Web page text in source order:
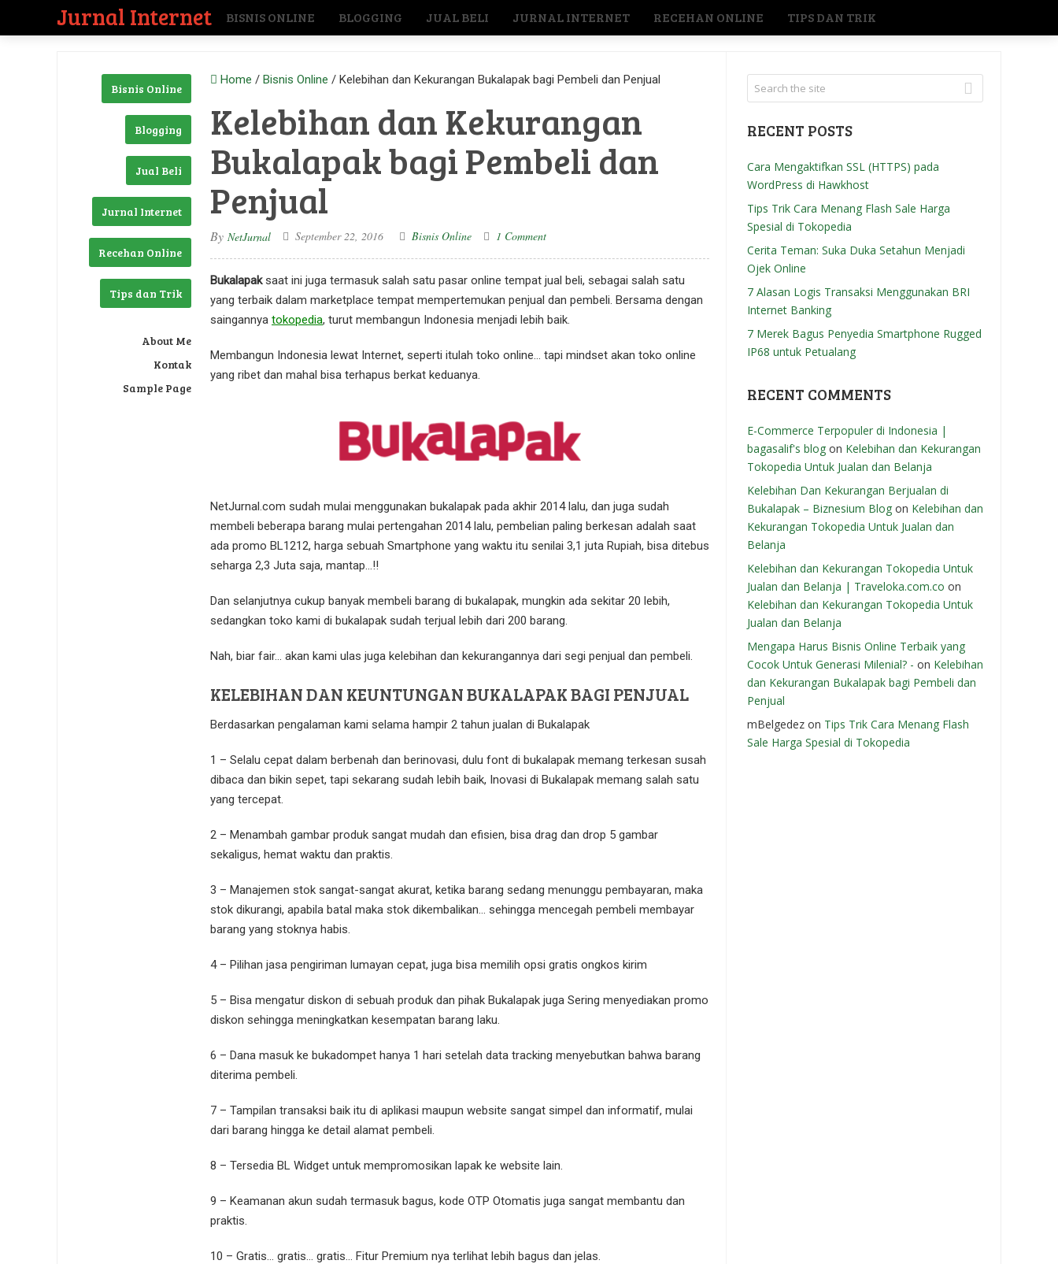
Jurnal Internet BISNIS ONLINE BLOGGING JUAL BELI JURNAL INTERNET RECEHAN ONLINE TIPS DAN TRIK
Bisnis Online
Blogging
Jual Beli
Jurnal Internet
Recehan Online
Tips dan Trik
About Me
Kontak
Sample Page
Home / Bisnis Online / Kelebihan dan Kekurangan Bukalapak bagi Pembeli dan Penjual
Kelebihan dan Kekurangan
Bukalapak bagi Pembeli dan
Penjual
By NetJurnal September 22, 2016 Bisnis Online 1 Comment
Bukalapaksaat ini juga termasuk salah satu pasar online tempat jual beli, sebagai salah satu
yang terbaik dalam marketplace tempat mempertemukan penjual dan pembeli. Bersama dengan
saingannya tokopedia, turut membangun Indonesia menjadi lebih baik.
Membangun Indonesia lewat Internet, seperti itulah toko online… tapi mindset akan toko online
yang ribet dan mahal bisa terhapus berkat keduanya.
NetJurnal.com sudah mulai menggunakan bukalapak pada akhir 2014 lalu, dan juga sudah
membeli beberapa barang mulai pertengahan 2014 lalu, pembelian paling berkesan adalah saat
ada promo BL1212, harga sebuah Smartphone yang waktu itu senilai 3,1 juta Rupiah, bisa ditebus
seharga 2,3 Juta saja, mantap…!!
Dan selanjutnya cukup banyak membeli barang di bukalapak, mungkin ada sekitar 20 lebih,
sedangkan toko kami di bukalapak sudah terjual lebih dari 200 barang.
Nah, biar fair… akan kami ulas juga kelebihan dan kekurangannya dari segi penjual dan pembeli.
KELEBIHAN DAN KEUNTUNGAN BUKALAPAK BAGI PENJUAL
Berdasarkan pengalaman kami selama hampir 2 tahun jualan di Bukalapak
1 – Selalu cepat dalam berbenah dan berinovasi, dulu font di bukalapak memang terkesan susah
dibaca dan bikin sepet, tapi sekarang sudah lebih baik, Inovasi di Bukalapak memang salah satu
yang tercepat.
2 – Menambah gambar produk sangat mudah dan efisien, bisa drag dan drop 5 gambar
sekaligus, hemat waktu dan praktis.
3 – Manajemen stok sangat-sangat akurat, ketika barang sedang menunggu pembayaran, maka
stok dikurangi, apabila batal maka stok dikembalikan… sehingga mencegah pembeli membayar
barang yang stoknya habis.
4 – Pilihan jasa pengiriman lumayan cepat, juga bisa memilih opsi gratis ongkos kirim
5 – Bisa mengatur diskon di sebuah produk dan pihak Bukalapak juga Sering menyediakan promo
diskon sehingga meningkatkan kesempatan barang laku.
6 – Dana masuk ke bukadompet hanya 1 hari setelah data tracking menyebutkan bahwa barang
diterima pembeli.
7 – Tampilan transaksi baik itu di aplikasi maupun website sangat simpel dan informatif, mulai
dari barang hingga ke detail alamat pembeli.
8 – Tersedia BL Widget untuk mempromosikan lapak ke website lain.
9 – Keamanan akun sudah termasuk bagus, kode OTP Otomatis juga sangat membantu dan
praktis.
10 – Gratis… gratis… gratis… Fitur Premium nya terlihat lebih bagus dan jelas.
RECENT POSTS
Cara Mengaktifkan SSL (HTTPS) pada
WordPress di Hawkhost
Tips Trik Cara Menang Flash Sale Harga
Spesial di Tokopedia
Cerita Teman: Suka Duka Setahun Menjadi
Ojek Online
7 Alasan Logis Transaksi Menggunakan BRI
Internet Banking
7 Merek Bagus Penyedia Smartphone Rugged
IP68 untuk Petualang
RECENT COMMENTS
E-Commerce Terpopuler di Indonesia |
bagasalif's blog on Kelebihan dan Kekurangan
Tokopedia Untuk Jualan dan Belanja
Kelebihan Dan Kekurangan Berjualan di
Bukalapak – Biznesium Blog on Kelebihan dan
Kekurangan Tokopedia Untuk Jualan dan
Belanja
Kelebihan dan Kekurangan Tokopedia Untuk
Jualan dan Belanja | Traveloka.com.co on
Kelebihan dan Kekurangan Tokopedia Untuk
Jualan dan Belanja
Mengapa Harus Bisnis Online Terbaik yang
Cocok Untuk Generasi Milenial? - on Kelebihan
dan Kekurangan Bukalapak bagi Pembeli dan
Penjual
mBelgedez on Tips Trik Cara Menang Flash
Sale Harga Spesial di Tokopedia